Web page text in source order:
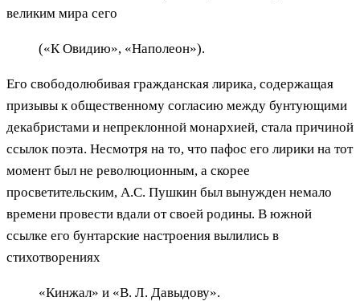
великим мира сего
(«К Овидию», «Наполеон»).
Его свободолюбивая гражданская лирика, содержащая
призывы к общественному согласию между бунтующими
декабристами и непреклонной монархией, стала причиной
ссылок поэта. Несмотря на то, что пафос его лирики на тот
момент был не революционным, а скорее
просветительским, А.С. Пушкин был вынужден немало
времени провести вдали от своей родины. В южной
ссылке его бунтарские настроения вылились в
стихотворениях
«Кинжал» и «В. Л. Давыдову».